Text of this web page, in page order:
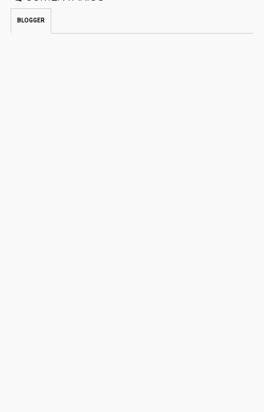
BLOGGER